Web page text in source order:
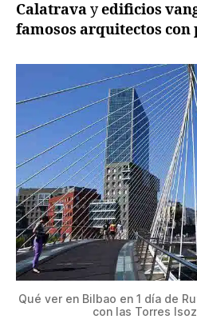
Calatravayedificios
famosos arquitectos
Qué ver en Bilbao en 1 día de
con las Torres